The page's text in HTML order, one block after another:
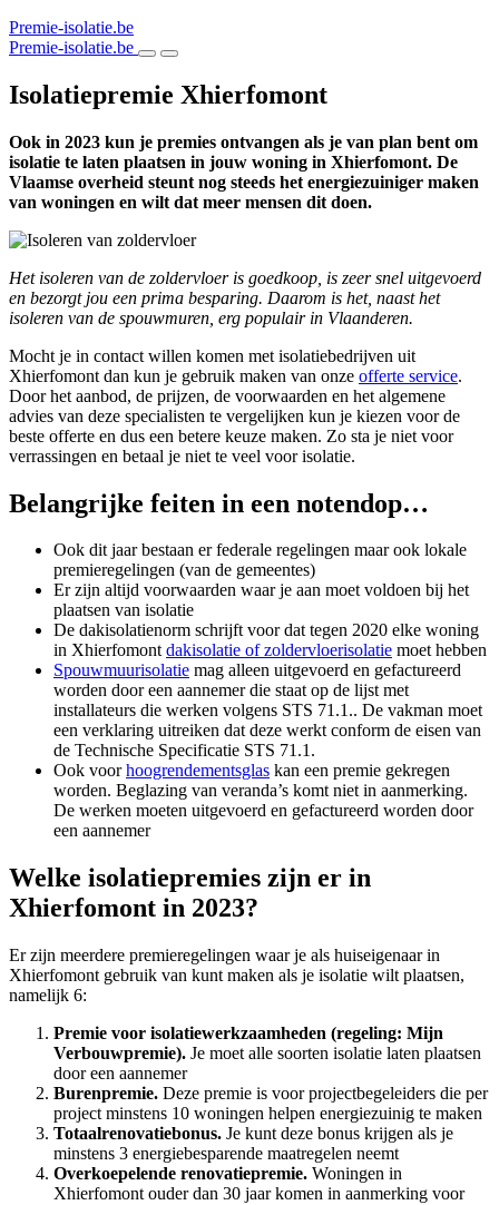
Premie-isolatie.be
Premie-isolatie.be
Isolatiepremie Xhierfomont
Ook in 2023 kun je premies ontvangen als je van plan bent om
isolatie te laten plaatsen in jouw woning in Xhierfomont. De
Vlaamse overheid steunt nog steeds het energiezuiniger maken
van woningen en wilt dat meer mensen dit doen.
Het isoleren van de zoldervloer is goedkoop, is zeer snel uitgevoerd
en bezorgt jou een prima besparing. Daarom is het, naast het
isoleren van de spouwmuren, erg populair in Vlaanderen.
Mocht je in contact willen komen met isolatiebedrijven uit
Xhierfomont dan kun je gebruik maken van onze offerte service.
Door het aanbod, de prijzen, de voorwaarden en het algemene
advies van deze specialisten te vergelijken kun je kiezen voor de
beste offerte en dus een betere keuze maken. Zo sta je niet voor
verrassingen en betaal je niet te veel voor isolatie.
Belangrijke feiten in een notendop…
Ook dit jaar bestaan er federale regelingen maar ook lokale
premieregelingen (van de gemeentes)
Er zijn altijd voorwaarden waar je aan moet voldoen bij het
plaatsen van isolatie
De dakisolatienorm schrijft voor dat tegen 2020 elke woning
in Xhierfomontdakisolatie of zoldervloerisolatie moet hebben
Spouwmuurisolatie mag alleen uitgevoerd en gefactureerd
worden door een aannemer die staat op de lijst met
installateurs die werken volgens STS 71.1.. De vakman moet
een verklaring uitreiken dat deze werkt conform de eisen van
de Technische Specificatie STS 71.1.
Ook voorhoogrendementsglas kan een premie gekregen
worden. Beglazing van veranda’s komt niet in aanmerking.
De werken moeten uitgevoerd en gefactureerd worden door
een aannemer
Welke isolatiepremies zijn er in
Xhierfomont in 2023?
Er zijn meerdere premieregelingen waar je als huiseigenaar in
Xhierfomont gebruik van kunt maken als je isolatie wilt plaatsen,
namelijk 6:
Premie voor isolatiewerkzaamheden (regeling: Mijn
Verbouwpremie). Je moet alle soorten isolatie laten plaatsen
door een aannemer
Burenpremie. Deze premie is voor projectbegeleiders die per
project minstens 10 woningen helpen energiezuinig te maken
Totaalrenovatiebonus. Je kunt deze bonus krijgen als je
minstens 3 energiebesparende maatregelen neemt
Overkoepelende renovatiepremie. Woningen in
Xhierfomont ouder dan 30 jaar komen in aanmerking voor